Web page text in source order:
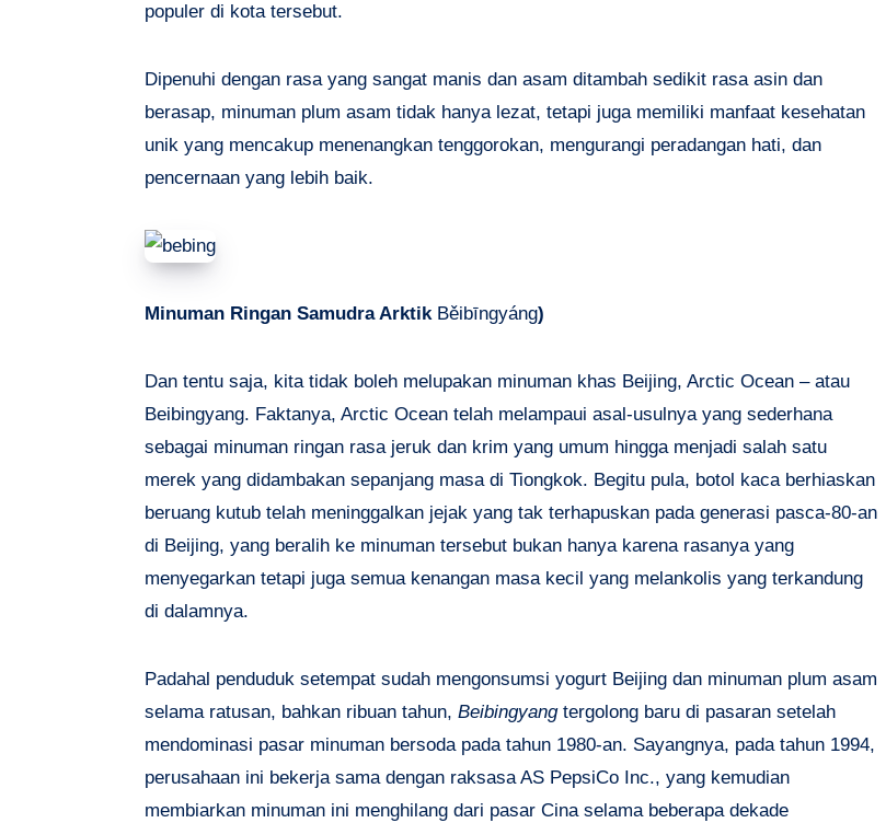
populer di kota tersebut.
Dipenuhi dengan rasa yang sangat manis dan asam ditambah sedikit rasa asin dan
berasap, minuman plum asam tidak hanya lezat, tetapi juga memiliki manfaat kesehatan
unik yang mencakup menenangkan tenggorokan, mengurangi peradangan hati, dan
pencernaan yang lebih baik.
Minuman Ringan Samudra Arktik Běibīngyáng)
Dan tentu saja, kita tidak boleh melupakan minuman khas Beijing, Arctic Ocean – atau
Beibingyang. Faktanya, Arctic Ocean telah melampaui asal-usulnya yang sederhana
sebagai minuman ringan rasa jeruk dan krim yang umum hingga menjadi salah satu
merek yang didambakan sepanjang masa di Tiongkok. Begitu pula, botol kaca berhiaskan
beruang kutub telah meninggalkan jejak yang tak terhapuskan pada generasi pasca-80-an
di Beijing, yang beralih ke minuman tersebut bukan hanya karena rasanya yang
menyegarkan tetapi juga semua kenangan masa kecil yang melankolis yang terkandung
di dalamnya.
Padahal penduduk setempat sudah mengonsumsi yogurt Beijing dan minuman plum asam
selama ratusan, bahkan ribuan tahun, Beibingyangtergolong baru di pasaran setelah
mendominasi pasar minuman bersoda pada tahun 1980-an. Sayangnya, pada tahun 1994,
perusahaan ini bekerja sama dengan raksasa AS PepsiCo Inc., yang kemudian
membiarkan minuman ini menghilang dari pasar Cina selama beberapa dekade